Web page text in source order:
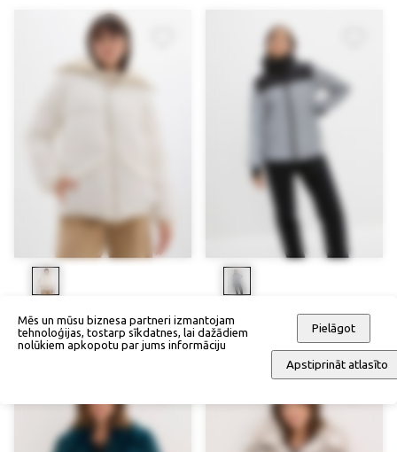
Nošūta jaka ar plīša apkakli
99,90 €
Funkcionāla nošūtā jaka
129,90 €
Mēs un mūsu biznesa partneri izmantojam
tehnoloģijas, tostarp sīkdatnes, lai dažādiem
nolūkiem apkopotu par jums informāciju
Pielāgot
Apstiprināt atlasīto